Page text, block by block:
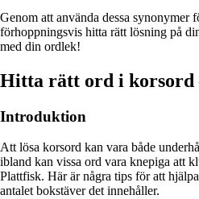
Genom att använda dessa synonymer
förhoppningsvis hitta rätt lösning på
med din ordlek!
Hitta rätt ord i korsord
Introduktion
Att lösa korsord kan vara både
ibland kan vissa ord vara knepiga att
Plattfisk. Här är några tips för att
antalet bokstäver det innehåller.